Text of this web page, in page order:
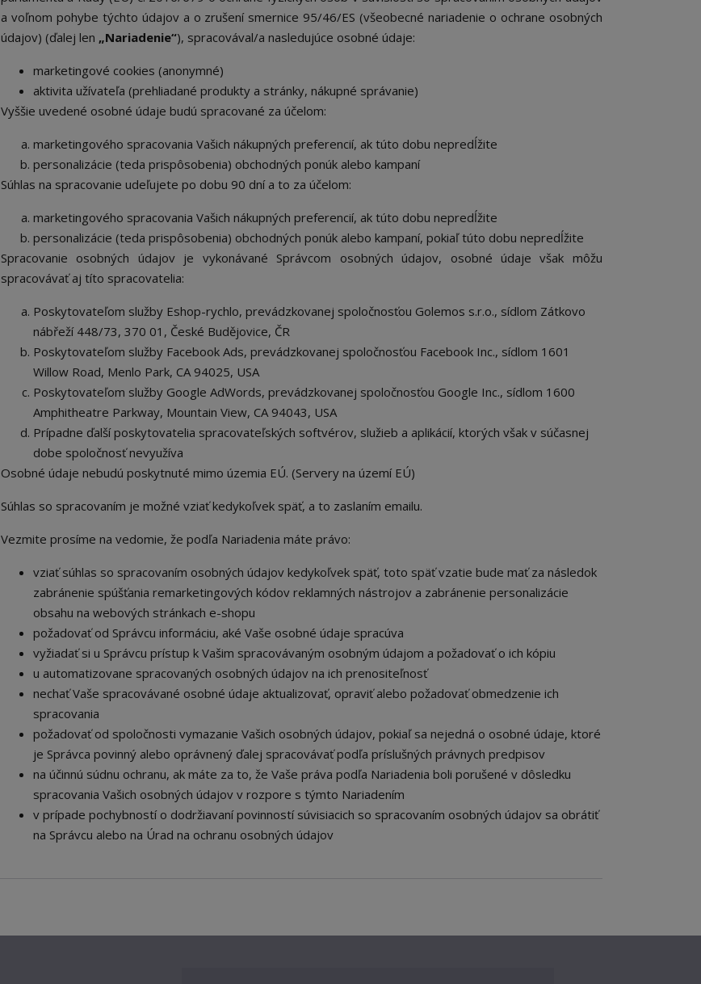
a voľnom pohybe týchto údajov a o zrušení smernice 95/46/ES (všeobecné nariadenie o ochrane osobných
údajov) (ďalej len „Nariadenie“), spracovával/a nasledujúce osobné údaje:
marketingové cookies (anonymné)
aktivita užívateľa (prehliadané produkty a stránky, nákupné správanie)
Vyššie uvedené osobné údaje budú spracované za účelom:
marketingového spracovania Vašich nákupných preferencií, ak túto dobu nepredĺžite
personalizácie (teda prispôsobenia) obchodných ponúk alebo kampaní
Súhlas na spracovanie udeľujete po dobu 90 dní a to za účelom:
marketingového spracovania Vašich nákupných preferencií, ak túto dobu nepredĺžite
personalizácie (teda prispôsobenia) obchodných ponúk alebo kampaní, pokiaľ túto dobu nepredĺžite
Spracovanie osobných údajov je vykonávané Správcom osobných údajov, osobné údaje však môžu
spracovávať aj títo spracovatelia:
Poskytovateľom služby Eshop-rychlo, prevádzkovanej spoločnosťou Golemos s.r.o., sídlom Zátkovo
nábřeží 448/73, 370 01, České Budějovice, ČR
Poskytovateľom služby Facebook Ads, prevádzkovanej spoločnosťou Facebook Inc., sídlom 1601
Willow Road, Menlo Park, CA 94025, USA
Poskytovateľom služby Google AdWords, prevádzkovanej spoločnosťou Google Inc., sídlom 1600
Amphitheatre Parkway, Mountain View, CA 94043, USA
Prípadne ďalší poskytovatelia spracovateľských softvérov, služieb a aplikácií, ktorých však v súčasnej
dobe spoločnosť nevyužíva
Osobné údaje nebudú poskytnuté mimo územia EÚ. (Servery na území EÚ)
Súhlas so spracovaním je možné vziať kedykoľvek späť, a to zaslaním emailu.
Vezmite prosíme na vedomie, že podľa Nariadenia máte právo:
vziať súhlas so spracovaním osobných údajov kedykoľvek späť, toto späť vzatie bude mať za následok
zabránenie spúšťania remarketingových kódov reklamných nástrojov a zabránenie personalizácie
obsahu na webových stránkach e-shopu
požadovať od Správcu informáciu, aké Vaše osobné údaje spracúva
vyžiadať si u Správcu prístup k Vašim spracovávaným osobným údajom a požadovať o ich kópiu
u automatizovane spracovaných osobných údajov na ich prenositeľnosť
nechať Vaše spracovávané osobné údaje aktualizovať, opraviť alebo požadovať obmedzenie ich
spracovania
požadovať od spoločnosti vymazanie Vašich osobných údajov, pokiaľ sa nejedná o osobné údaje, ktoré
je Správca povinný alebo oprávnený ďalej spracovávať podľa príslušných právnych predpisov
na účinnú súdnu ochranu, ak máte za to, že Vaše práva podľa Nariadenia boli porušené v dôsledku
spracovania Vašich osobných údajov v rozpore s týmto Nariadením
v prípade pochybností o dodržiavaní povinností súvisiacich so spracovaním osobných údajov sa obrátiť
na Správcu alebo na Úrad na ochranu osobných údajov